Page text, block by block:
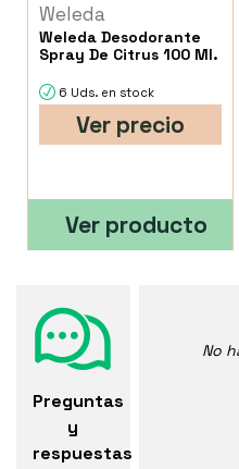
Weleda
Weleda Desodorante
Spray De Citrus 100 Ml.
6 Uds. en stock
Ver precio
Ver producto
Preguntas
y
respuestas
No